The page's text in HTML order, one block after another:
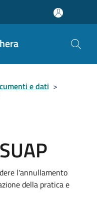
e dati >
l'annullamento
della pratica e